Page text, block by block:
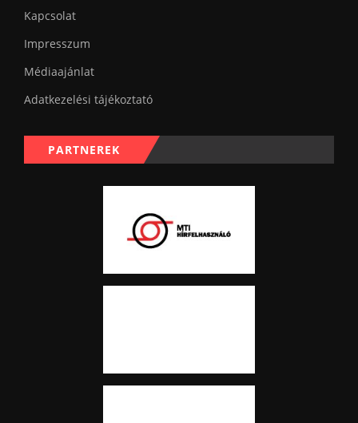
Kapcsolat
Impresszum
Médiaajánlat
Adatkezelési tájékoztató
PARTNEREK